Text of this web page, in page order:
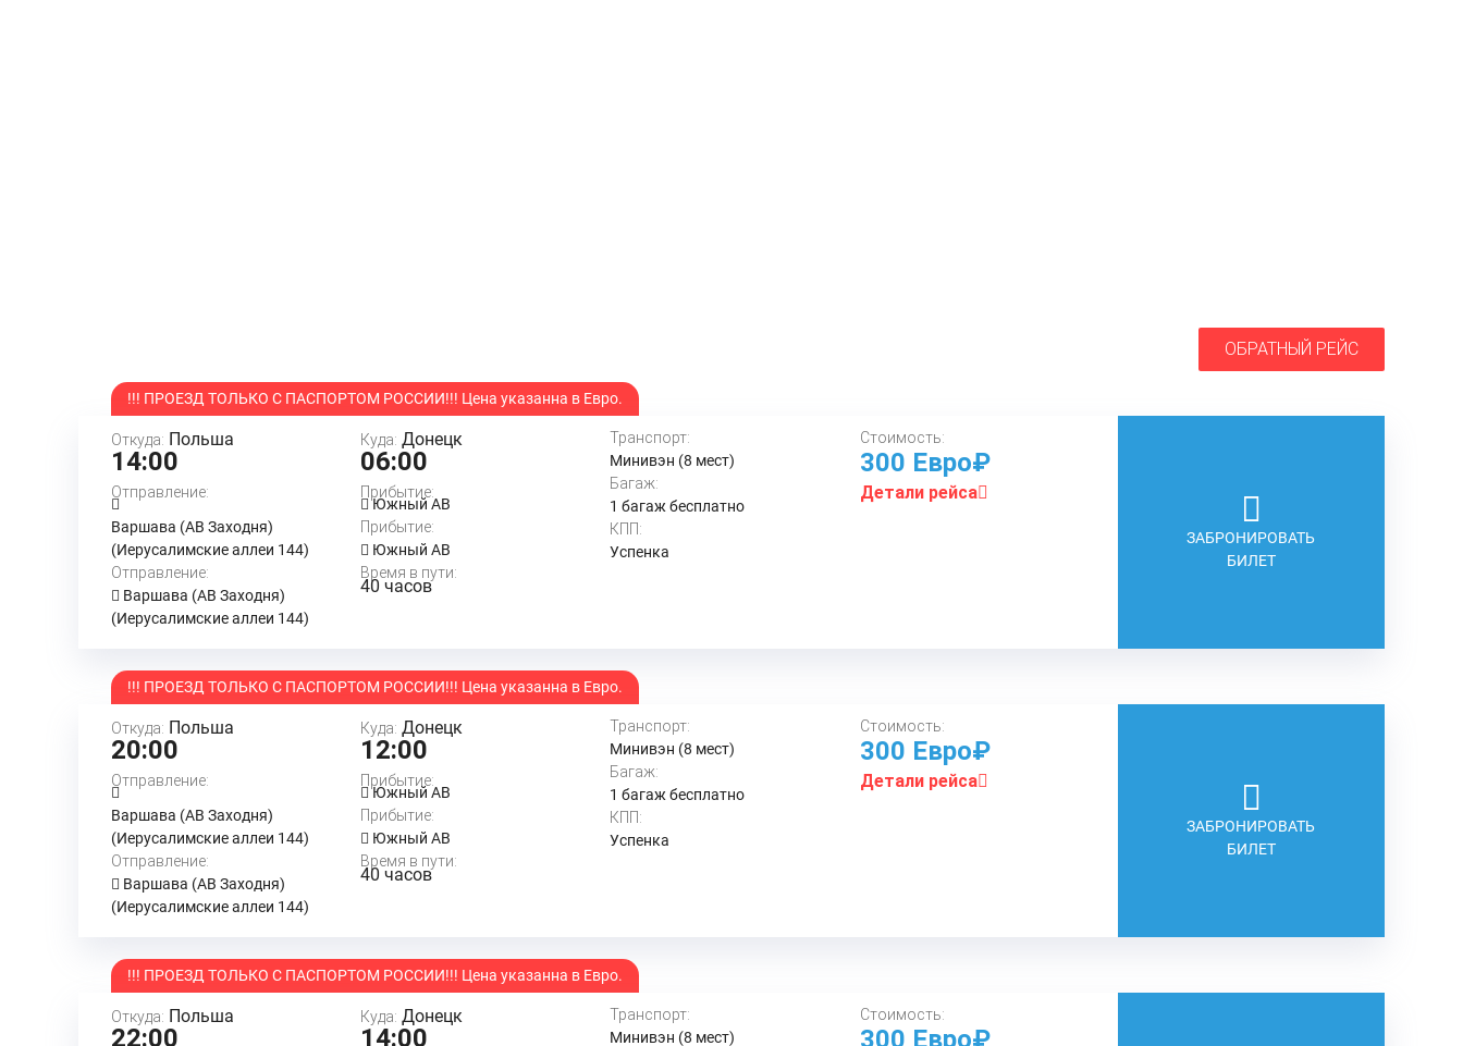
ОБРАТНЫЙ РЕЙС
!!! ПРОЕЗД ТОЛЬКО С ПАСПОРТОМ РОССИИ!!! Цена указанна в Евро.
Откуда: Польша
14:00
Отправление:
Варшава (АВ Заходня)
(Иерусалимские аллеи 144)
Отправление:
Варшава (АВ Заходня)
(Иерусалимские аллеи 144)
Куда: Донецк
06:00
Прибытие:
Южный АВ
Прибытие:
Южный АВ
Время в пути:
40 часов
Транспорт:
Минивэн (8 мест)
Багаж:
1 багаж бесплатно
КПП:
Успенка
Стоимость:
300 Евро₽
Детали рейса
ЗАБРОНИРОВАТЬ
БИЛЕТ
!!! ПРОЕЗД ТОЛЬКО С ПАСПОРТОМ РОССИИ!!! Цена указанна в Евро.
Откуда: Польша
20:00
Отправление:
Варшава (АВ Заходня)
(Иерусалимские аллеи 144)
Отправление:
Варшава (АВ Заходня)
(Иерусалимские аллеи 144)
Куда: Донецк
12:00
Прибытие:
Южный АВ
Прибытие:
Южный АВ
Время в пути:
40 часов
Транспорт:
Минивэн (8 мест)
Багаж:
1 багаж бесплатно
КПП:
Успенка
Стоимость:
300 Евро₽
Детали рейса
ЗАБРОНИРОВАТЬ
БИЛЕТ
!!! ПРОЕЗД ТОЛЬКО С ПАСПОРТОМ РОССИИ!!! Цена указанна в Евро.
Откуда: Польша
22:00
Куда: Донецк
14:00
Транспорт:
Минивэн (8 мест)
Стоимость:
300 Евро₽